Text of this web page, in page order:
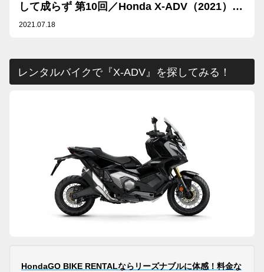
して成らず 第10回／Honda X-ADV（2021）中
編】
2021.07.18
レンタルバイクで『X-ADV』を探してみる！
HondaGO BIKE RENTALならリーズナブルに体感！料金な